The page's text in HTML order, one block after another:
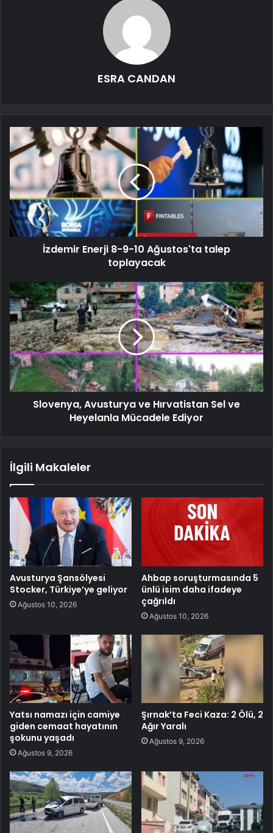
ESRA CANDAN
İzdemir Enerji 8-9-10 Ağustos'ta talep
toplayacak
Slovenya, Avusturya ve Hırvatistan Sel ve
Heyelanla Mücadele Ediyor
İlgili Makaleler
Avusturya Şansölyesi
Stocker, Türkiye’ye geliyor
Ağustos 10, 2026
Ahbap soruşturmasında 5
ünlü isim daha ifadeye
çağrıldı
Ağustos 10, 2026
Yatsı namazı için camiye
giden cemaat hayatının
şokunu yaşadı
Ağustos 9, 2026
Şırnak’ta Feci Kaza: 2 Ölü, 2
Ağır Yaralı
Ağustos 9, 2026